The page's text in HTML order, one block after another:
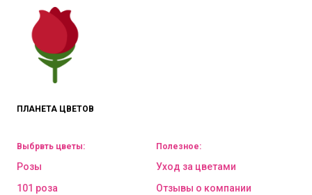
ПЛАНЕТА ЦВЕТОВ
Выбрвть цветы:
Розы
101 роза
Полезное:
Уход за цветами
Отзывы о компании